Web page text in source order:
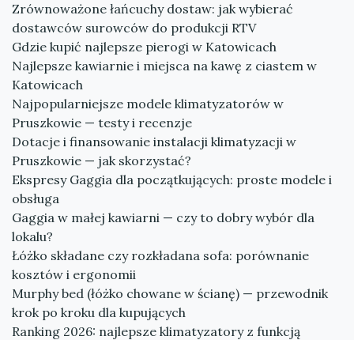
Zrównoważone łańcuchy dostaw: jak wybierać
dostawców surowców do produkcji RTV
Gdzie kupić najlepsze pierogi w Katowicach
Najlepsze kawiarnie i miejsca na kawę z ciastem w
Katowicach
Najpopularniejsze modele klimatyzatorów w
Pruszkowie — testy i recenzje
Dotacje i finansowanie instalacji klimatyzacji w
Pruszkowie — jak skorzystać?
Ekspresy Gaggia dla początkujących: proste modele i
obsługa
Gaggia w małej kawiarni — czy to dobry wybór dla
lokalu?
Łóżko składane czy rozkładana sofa: porównanie
kosztów i ergonomii
Murphy bed (łóżko chowane w ścianę) — przewodnik
krok po kroku dla kupujących
Ranking 2026: najlepsze klimatyzatory z funkcją